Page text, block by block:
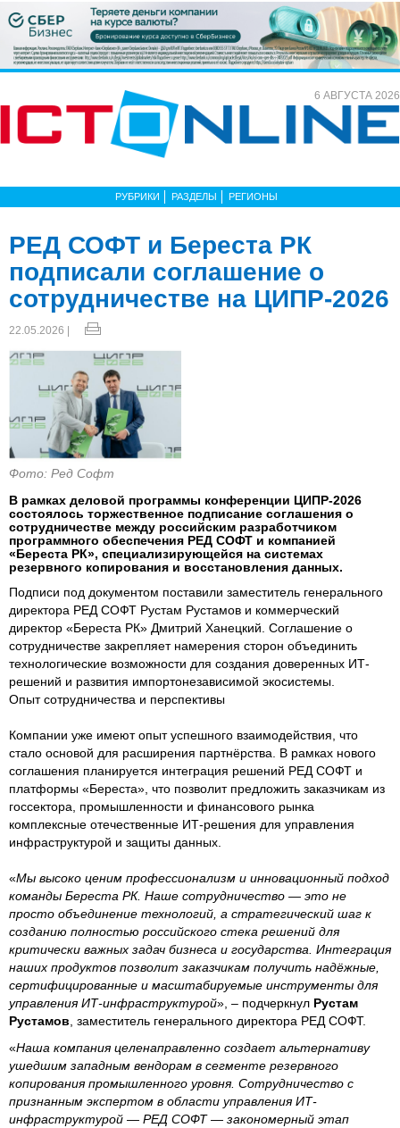
6 АВГУСТА 2026
РУБРИКИ РАЗДЕЛЫ РЕГИОНЫ
РЕД СОФТ и Береста РК
подписали соглашение о
сотрудничестве на ЦИПР-2026
22.05.2026 |
Фото: Ред Софт
В рамках деловой программы конференции ЦИПР-2026
состоялось торжественное подписание соглашения о
сотрудничестве между российским разработчиком
программного обеспечения РЕД СОФТ и компанией
«Береста РК», специализирующейся на системах
резервного копирования и восстановления данных.
Подписи под документом поставили заместитель генерального
директора РЕД СОФТ Рустам Рустамов и коммерческий
директор «Береста РК» Дмитрий Ханецкий. Соглашение о
сотрудничестве закрепляет намерения сторон объединить
технологические возможности для создания доверенных ИТ-
решений и развития импортонезависимой экосистемы.
Опыт сотрудничества и перспективы
Компании уже имеют опыт успешного взаимодействия, что
стало основой для расширения партнёрства. В рамках нового
соглашения планируется интеграция решений РЕД СОФТ и
платформы «Береста», что позволит предложить заказчикам из
госсектора, промышленности и финансового рынка
комплексные отечественные ИТ-решения для управления
инфраструктурой и защиты данных.
«Мы высоко ценим профессионализм и инновационный подход
команды Береста РК. Наше сотрудничество — это не
просто объединение технологий, а стратегический шаг к
созданию полностью российского стека решений для
критически важных задач бизнеса и государства. Интеграция
наших продуктов позволит заказчикам получить надёжные,
сертифицированные и масштабируемые инструменты для
управления ИТ-инфраструктурой», – подчеркнул Рустам
Рустамов , заместитель генерального директора РЕД СОФТ.
«Наша компания целенаправленно создает альтернативу
ушедшим западным вендорам в сегменте резервного
копирования промышленного уровня. Сотрудничество с
признанным экспертом в области управления ИТ-
инфраструктурой — РЕД СОФТ — закономерный этап